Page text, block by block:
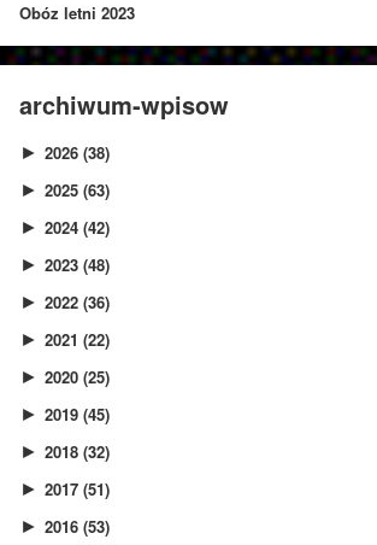
Obóz letni 2023
archiwum-wpisow
► 2026 (38)
► 2025 (63)
► 2024 (42)
► 2023 (48)
► 2022 (36)
► 2021 (22)
► 2020 (25)
► 2019 (45)
► 2018 (32)
► 2017 (51)
► 2016 (53)